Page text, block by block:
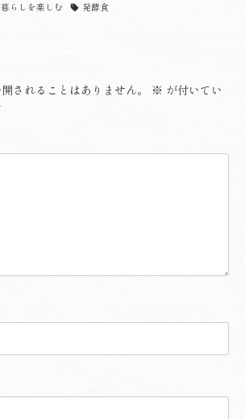
暮らしを楽しむ 発酵食
されることはありません。 ※ が付いてい